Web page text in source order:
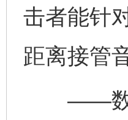
击者能针
距离接管
——数据